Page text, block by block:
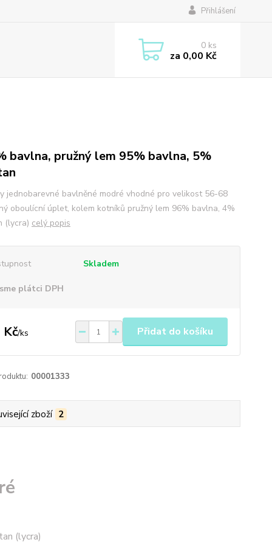
Přihlášení
0 ks
za 0,00 Kč
bavlna, pružný lem 95% bavlna, 5%
jednobarevné bavlněné modré vhodné pro velikost 56-68
oboulícní úplet, kolem kotníků pružný lem 96% bavlna, 4%
(lycra) celý popis
Skladem
plátci DPH
Kč/ks Přidat do košíku
00001333
zboží 2
(lycra)